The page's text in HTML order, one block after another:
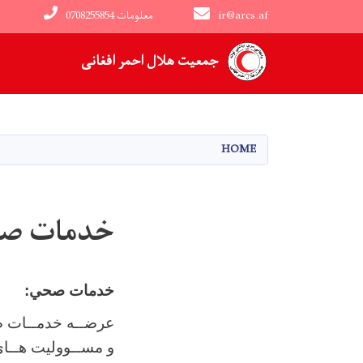
جمعیت هلال احمر افغانی
ir@arcs.af 0708255854 معلومات
Main navigation
HOME
خدمات
خدمات صحي:
عرضــه خدمــات
و مســووليت